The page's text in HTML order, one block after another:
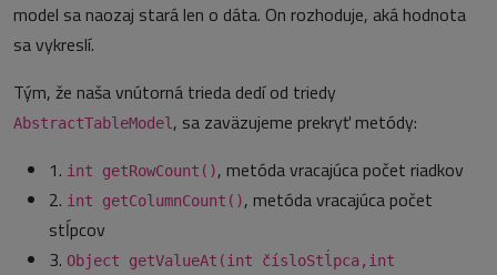
model sa naozaj stará len o dáta. On rozhoduje, aká hodnota
sa vykreslí.
Tým, že naša vnútorná trieda dedí od triedy
AbstractTableModel , sa zaväzujeme prekryť metódy:
1. int getRowCount(), metóda vracajúca počet riadkov
2. int getColumnCount(), metóda vracajúca počet
stĺpcov
3. Object getValueAt(int čísloStĺpca,int